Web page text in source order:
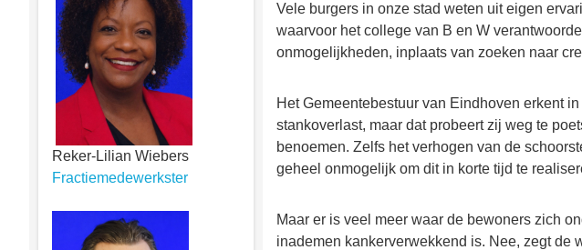
Reker-Lilian Wiebers
Fractiemedewerkster
Vele burgers in onze stad weten uit eigen
waarvoor het college van B en W
onmogelijkheden, inplaats van zoeken naar
Het Gemeentebestuur van Eindhoven erkent
stankoverlast, maar dat probeert zij weg te
benoemen. Zelfs het verhogen van de
geheel onmogelijk om dit in korte tijd te
Maar er is veel meer waar de bewoners zich
inademen kankerverwekkend is. Nee, zegt de